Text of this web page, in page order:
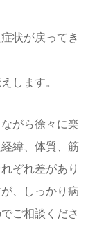
状が戻ってき
します。
がら徐々に楽
緯、体質、筋
ぞれ差があり
、しっかり病
ご相談くださ